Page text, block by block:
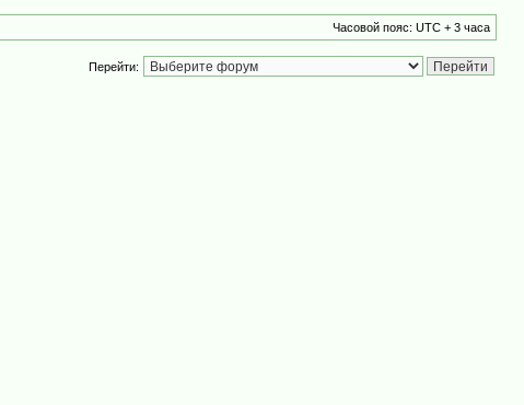
Часовой пояс: UTC + 3 часа
Перейти: